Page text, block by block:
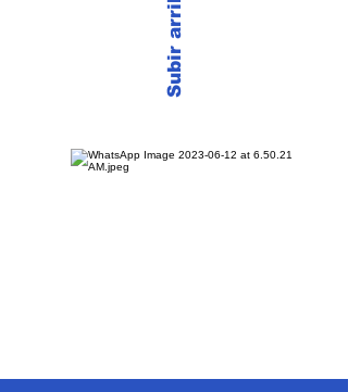
Subir arriba